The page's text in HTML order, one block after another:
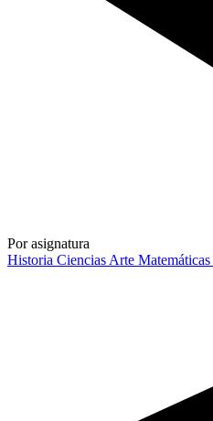
Por asignatura
Historia Ciencias Arte Matemáticas